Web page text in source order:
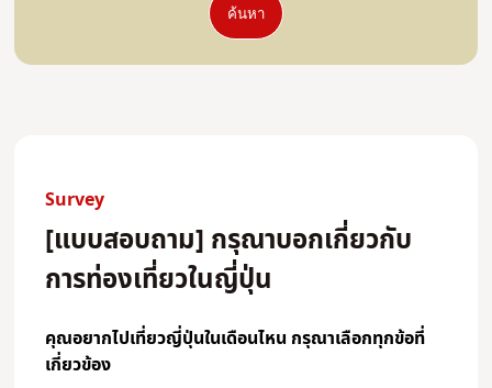
ค้นหา
Survey
[แบบสอบถาม] กรุณาบอกเกี่ยวกับ
การท่องเที่ยวในญี่ปุ่น
คุณอยากไปเที่ยวญี่ปุ่นในเดือนไหน กรุณาเลือกทุกข้อที่
เกี่ยวข้อง